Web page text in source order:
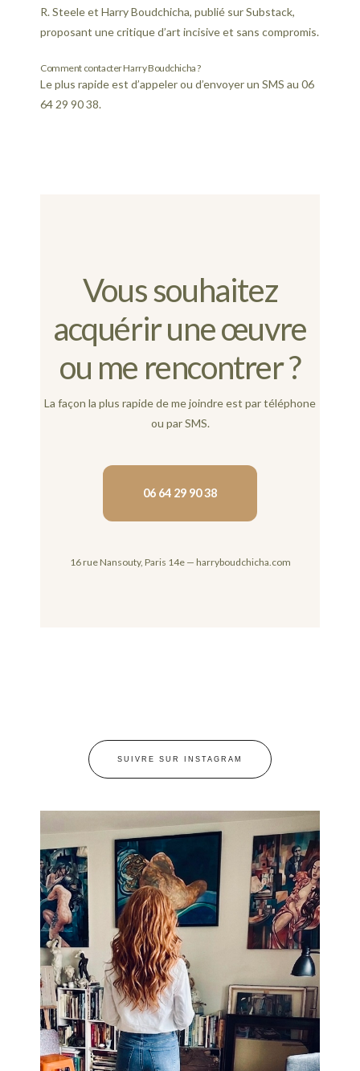
R. Steele et Harry Boudchicha, publié sur Substack,
proposant une critique d’art incisive et sans compromis.
Comment contacter Harry Boudchicha ?
Le plus rapide est d’appeler ou d’envoyer un SMS au 06
64 29 90 38.
Vous souhaitez
acquérir une œuvre
ou me rencontrer ?
La façon la plus rapide de me joindre est par téléphone
ou par SMS.
06 64 29 90 38
16 rue Nansouty, Paris 14e — harryboudchicha.com
SUIVRE SUR INSTAGRAM